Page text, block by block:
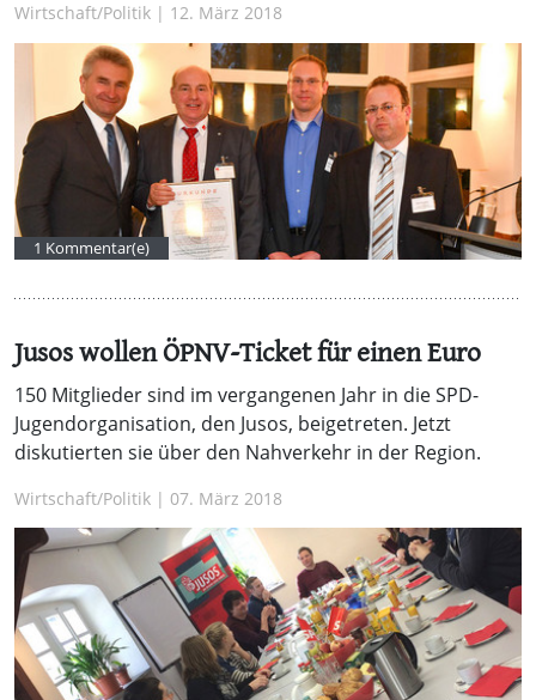
Wirtschaft/Politik | 12. März 2018
1 Kommentar(e)
Jusos wollen ÖPNV-Ticket für einen Euro
150 Mitglieder sind im vergangenen Jahr in die SPD-
Jugendorganisation, den Jusos, beigetreten. Jetzt
diskutierten sie über den Nahverkehr in der Region.
Wirtschaft/Politik | 07. März 2018